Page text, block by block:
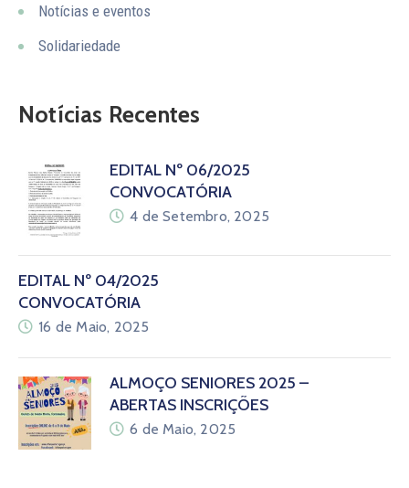
Notícias e eventos
Solidariedade
Notícias Recentes
EDITAL Nº 06/2025
CONVOCATÓRIA
4 de Setembro, 2025
EDITAL Nº 04/2025
CONVOCATÓRIA
16 de Maio, 2025
ALMOÇO SENIORES 2025 –
ABERTAS INSCRIÇÕES
6 de Maio, 2025